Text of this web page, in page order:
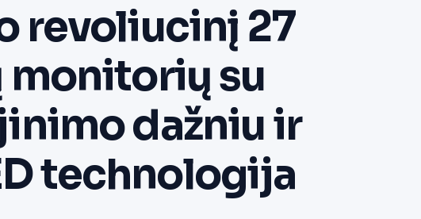
revoliucinį 27
su
dažniu ir
technologija